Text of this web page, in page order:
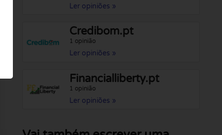
Ler opiniões »
Credibom.pt
1 opinião
Ler opiniões »
Financialliberty.pt
1 opinião
Ler opiniões »